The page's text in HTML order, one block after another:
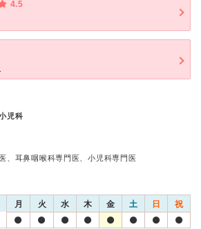
4.5
児科
、耳鼻咽喉科専門医、小児科専門医
月 火 水 木 金 土 日 祝